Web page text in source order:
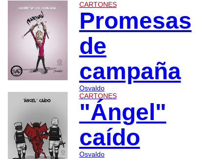
CARTONES
Promesas
de
campaña
Osvaldo
CARTONES
"Ángel"
caído
Osvaldo